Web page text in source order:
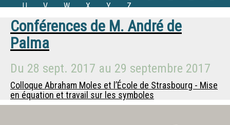
U
V W X Y Z
Conférences de M. André de
Palma
Du 28 sept. 2017 au 29 septembre 2017
Colloque Abraham Moles et l’École de Strasbourg - Mise
en équation et travail sur les symboles